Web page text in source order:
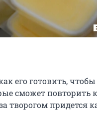
его готовить,
сможет повторить
творогом придется